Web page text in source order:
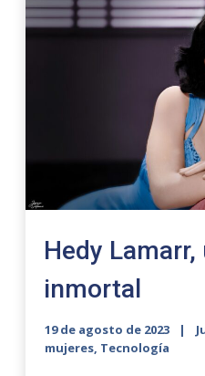
Hedy
inmortal
19 de agosto de 2023
mujeres, Tecnología